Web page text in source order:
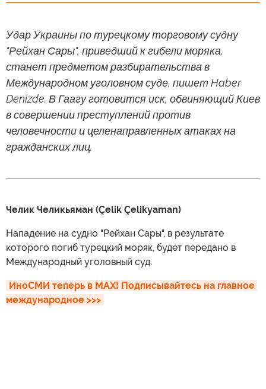
Удар Украины по турецкому торговому судну
"Рейхан Сары", приведший к гибели моряка,
станет предметом разбирательства в
Международном уголовном суде, пишет Haber
Denizde. В Гаагу готовится иск, обвиняющий Киев
в совершении преступлений против
человечности и целенаправленных атаках на
гражданских лиц.
Челик Челикьяман (Çelik Çelikyaman)
Нападение на судно "Рейхан Сары", в результате
которого погиб турецкий моряк, будет передано в
Международный уголовный суд.
ИноСМИ теперь в MAX! Подписывайтесь на главное
международное >>>